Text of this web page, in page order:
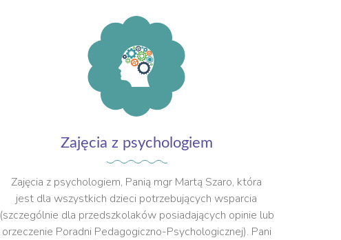
Zajęcia z psychologiem
Zajęcia z psychologiem, Panią mgr Martą Szaro, która
jest dla wszystkich dzieci potrzebujących wsparcia
(szczególnie dla przedszkolaków posiadających opinie lub
orzeczenie Poradni Pedagogiczno-Psychologicznej). Pani